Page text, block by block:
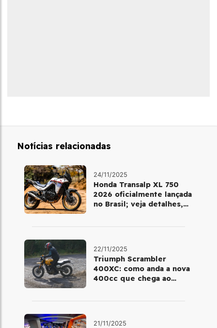
Notícias relacionadas
24/11/2025
Honda Transalp XL 750
2026 oficialmente lançada
no Brasil; veja detalhes,
22/11/2025
Triumph Scrambler
400XC: como anda a nova
400cc que chega ao
21/11/2025